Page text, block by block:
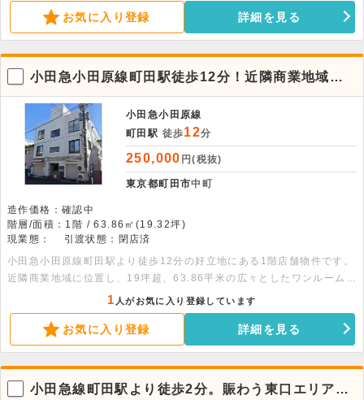
お気に入り登録 詳細を見る
小田急小田原線町田駅徒歩12分！近隣商業地域の1
階店舗物件。
小田急小田原線
町田駅 徒歩12分
250,000 円(税抜)
東京都町田市中町
造作価格：確認中
階層/面積：1階 / 63.86㎡(19.32坪)
現業態：
引渡状態：閉店済
小田急小田原線町田駅より徒歩12分の好立地にある1階店舗物件です。
近隣商業地域に位置し、19坪超、63.86平米の広々としたワンルーム仕
様。詳細につきましてはお問い合わせください。
1 人がお気に入り登録しています
お気に入り登録 詳細を見る
小田急線町田駅より徒歩2分。賑わう東口エリアの